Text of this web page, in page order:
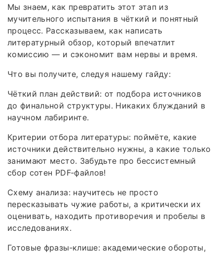
Мы знаем, как превратить этот этап из
мучительного испытания в чёткий и понятный
процесс. Рассказываем, как написать
литературный обзор, который впечатлит
комиссию — и сэкономит вам нервы и время.
Что вы получите, следуя нашему гайду:
Чёткий план действий: от подбора источников
до финальной структуры. Никаких блужданий в
научном лабиринте.
Критерии отбора литературы: поймёте, какие
источники действительно нужны, а какие только
занимают место. Забудьте про бессистемный
сбор сотен PDF‑файлов!
Схему анализа: научитесь не просто
пересказывать чужие работы, а критически их
оценивать, находить противоречия и пробелы в
исследованиях.
Готовые фразы‑клише: академические обороты,